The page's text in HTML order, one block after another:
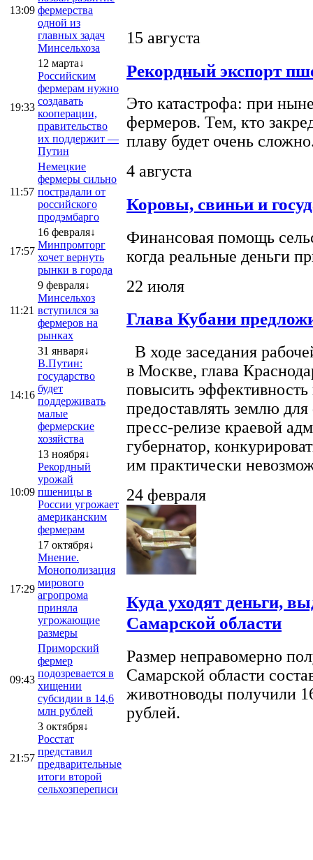
13:09 фермерства
одной из
главных задач
Минсельхоза
19:33
12 марта↓
Российским
фермерам нужно
создавать
кооперации,
правительство
их поддержит —
Путин
11:57
Немецкие
фермеры сильно
пострадали от
российского
продэмбарго
17:57
16 февраля↓
Минпромторг
хочет вернуть
рынки в города
11:21
9 февраля↓
Минсельхоз
вступился за
фермеров на
рынках
14:16
31 января↓
В.Путин:
государство
будет
поддерживать
малые
фермерские
хозяйства
10:09
13 ноября↓
Рекордный
урожай
пшеницы в
России угрожает
американским
фермерам
17:29
17 октября↓
Мнение.
Монополизация
мирового
агропрома
приняла
угрожающие
размеры
09:43
Приморский
фермер
подозревается в
хищении
субсидии в 14,6
млн рублей
21:57
3 октября↓
Росстат
представил
предварительные
итоги второй
сельхозпереписи
15 августа
Рекордный экспорт
Это катастрофа: при
фермеров. Тем, кто
плаву будет очень
4 августа
Коровы, свиньи и
Финансовая помощь
когда реальные деньги
22 июля
Глава Кубани
В ходе заседания
в Москве, глава
повысить эффективность
предоставлять землю
пресс-релизе краевой
губернатор,
им практически
24 февраля
Куда уходят деньги,
Самарской области
Размер неправомерно
Самарской области
животноводы получили
рублей.